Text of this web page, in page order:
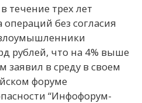
течение трех лет
без согласия
рублей, что на 4% выше
заявил в среду в своем
форуме
“Инфофорум-